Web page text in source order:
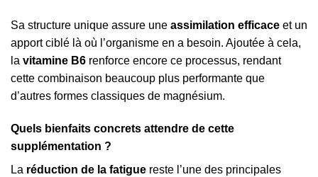
Sa structure unique assure une assimilation efficace et un
apport ciblé là où l’organisme en a besoin. Ajoutée à cela,
la vitamine B6 renforce encore ce processus, rendant
cette combinaison beaucoup plus performante que
d’autres formes classiques de magnésium.
Quels bienfaits concrets attendre de cette
supplémentation ?
La réduction de la fatigue reste l’une des principales